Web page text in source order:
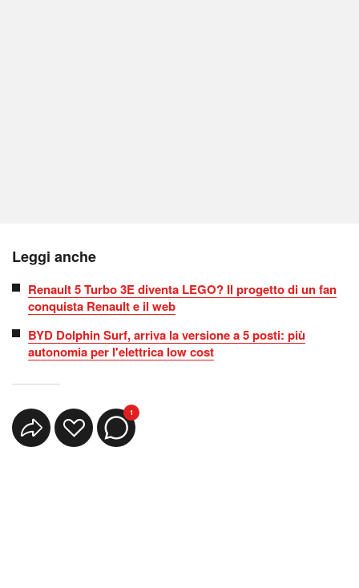
Leggi anche
Renault 5 Turbo 3E diventa LEGO? Il progetto di un fan
conquista Renault e il web
BYD Dolphin Surf, arriva la versione a 5 posti: più
autonomia per l'elettrica low cost
1